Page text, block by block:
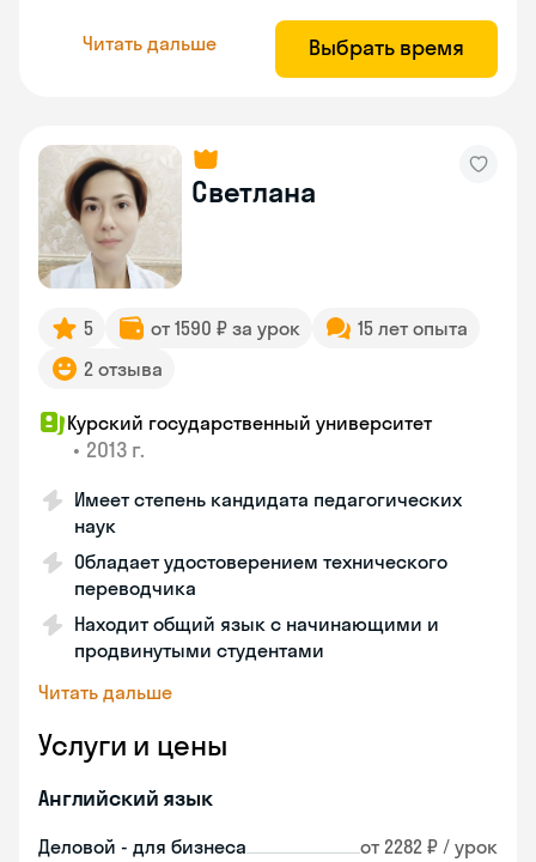
Читать дальше Выбрать время
Светлана
5 от 1590 ₽ за урок
15 лет опыта
2 отзыва
Курский государственный университет
• 2013 г.
Имеет степень кандидата педагогических
наук
Обладает удостоверением технического
переводчика
Находит общий язык с начинающими и
продвинутыми студентами
Читать дальше
Услуги и цены
Английский язык
Деловой - для бизнеса от 2282 ₽ / урок